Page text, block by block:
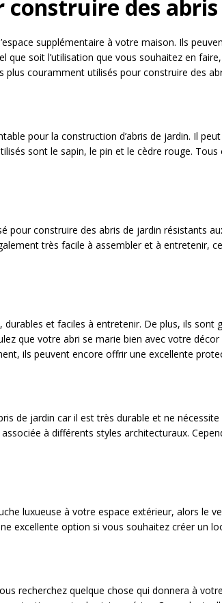
des
supplémentaire à votre maison. Ils
que soit l’utilisation que vous souhaitez en
couramment utilisés pour construire des
pour la construction d’abris de jardin. Il
sont le sapin, le pin et le cèdre rouge.
construire des abris de jardin résistants
très facile à assembler et à entretenir,
et faciles à entretenir. De plus, ils sont
que votre abri se marie bien avec votre décor
ils peuvent encore offrir une excellente
de jardin car il est très durable et ne
à différents styles architecturaux.
luxueuse à votre espace extérieur, alors le
excellente option si vous souhaitez créer un
recherchez quelque chose qui donnera à